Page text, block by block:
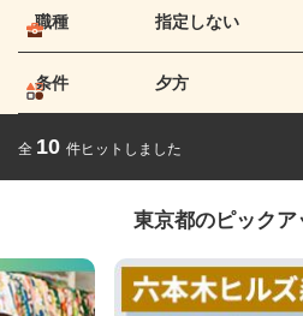
職種 指定しない
条件 夕方
全 10 件ヒットしました
東京都のピックア